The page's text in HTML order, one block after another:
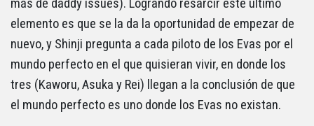
más de daddy issues). Logrando resarcir este último
elemento es que se la da la oportunidad de empezar de
nuevo, y Shinji pregunta a cada piloto de los Evas por el
mundo perfecto en el que quisieran vivir, en donde los
tres (Kaworu, Asuka y Rei) llegan a la conclusión de que
el mundo perfecto es uno donde los Evas no existan.